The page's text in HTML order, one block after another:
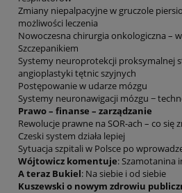
Zmiany niepalpacyjne w gruczole
możliwości leczenia
Nowoczesna chirurgia onkologiczna –
Szczepanikiem
Systemy neuroprotekcji proksymalnej
angioplastyki tętnic szyjnych
Postępowanie w udarze mózgu
Systemy neuronawigacji mózgu −
Prawo – finanse – zarządzanie
Rewolucje prawne na SOR-ach – co się
Czeski system działa lepiej
Sytuacja szpitali w Polsce po
Wójtowicz komentuje: Szamotanina
A teraz Bukiel: Na siebie i od siebie
Kuszewski o nowym zdrowiu